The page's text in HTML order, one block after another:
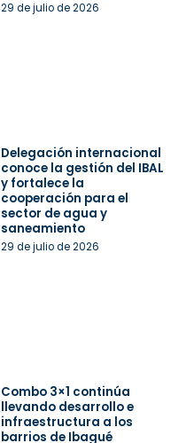
29 de julio de 2026
Delegación internacional
conoce la gestión del IBAL
y fortalece la
cooperación para el
sector de agua y
saneamiento
29 de julio de 2026
Combo 3×1 continúa
llevando desarrollo e
infraestructura a los
barrios de Ibagué